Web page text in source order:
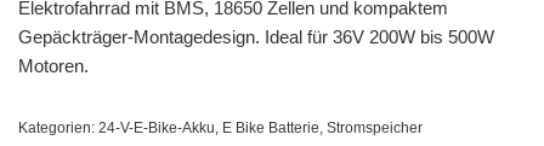
Elektrofahrrad mit BMS, 18650 Zellen und kompaktem
Gepäckträger-Montagedesign. Ideal für 36V 200W bis 500W
Motoren.
Kategorien: 24-V-E-Bike-Akku, E Bike Batterie, Stromspeicher